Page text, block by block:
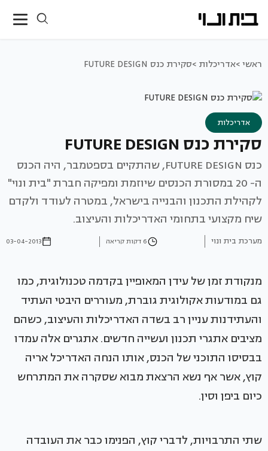
ראשי >אדריכלות >סקירת כנס FUTURE DESIGN
אדריכלות
סקירת כנס FUTURE DESIGN
כנס FUTURE DESIGN, שהתקיים בספטמבר, היה הכנס
ה- 20 במסורת הכנסים שיוזמת ומפיקה חברת "בית ונוי"
לקהילת התכנון והבנייה בישראל, במטרה לעודד ולקדם
שיח מקצועי בתחומי האדריכלות והעיצוב.
מערכת בית ונוי 6 דקות קריאה 03-04-2013
מנקודת זמן של עידן המאופיין בקדמה טכנולוגית, כמו
גם במודעות אקולוגית גוברת, מעוררים היבטי העתיד
והעתידנות עניין רב בשדה האדריכלות והעיצוב, כשהם
מציבים אתגרי תכנון ועשייה חדשים. אתגרים אלה עמדו
בבסיסו התוכני של הכנס, אותו הנחה האדריכל אריה
קוץ, אשר אף נשא הרצאת מבוא שסקרה את המתרחש
כיום ביפן וסין.
שתי התרבויות, לדברי קוץ, הפנימו כבר את העובדה